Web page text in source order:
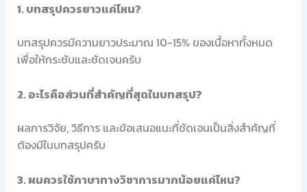
1. บทสรุปควรยาวแค่ไหน?
บทสรุปควรมีความยาวประมาณ 10-15% ของเนื้อหาทั้งหมด
เพื่อให้กระชับและชัดเจนครับ
2. อะไรคือส่วนที่สำคัญที่สุดในบทสรุป?
ผลการวิจัย, วิธีการ และข้อเสนอแนะที่ชัดเจนเป็นสิ่งสำคัญที่
ต้องมีในบทสรุปครับ
3. ผมควรใช้ภาษาทางวิชาการมากน้อยแค่ไหน?